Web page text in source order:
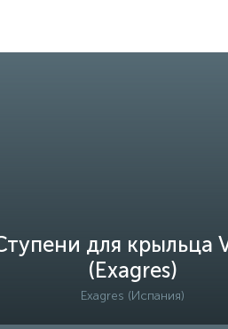
для крыльца
(Exagres)
Exagres (Испания)